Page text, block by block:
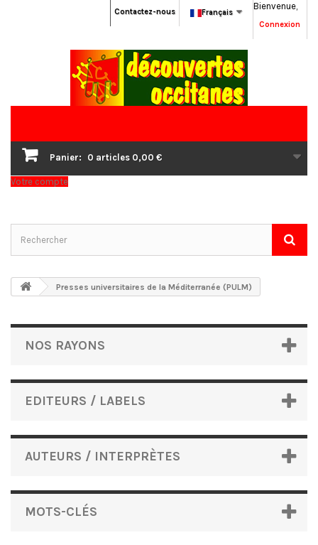
Bienvenue,
Connexion
Français
Contactez-nous
Panier: 0 articles 0,00 €
Votre compte
Presses universitaires de la Méditerranée (PULM)
NOS RAYONS
EDITEURS / LABELS
AUTEURS / INTERPRÈTES
MOTS-CLÉS